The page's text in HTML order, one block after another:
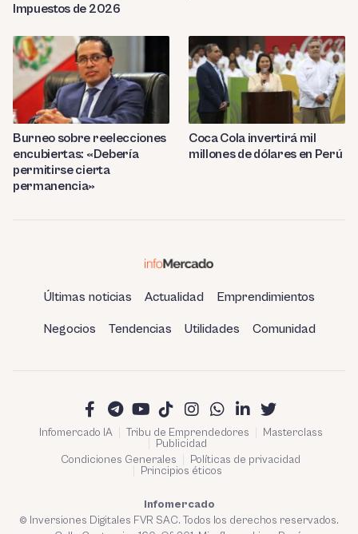
Impuestos de 2026
Burneo sobre reelecciones
encubiertas: «Debería
permitirse cierta
permanencia»
Coca Cola invertirá mil
millones de dólares en Perú
Últimas noticias Actualidad Emprendimientos
Negocios Tendencias Utilidades Comunidad
Infomercado IA Tribu de Emprendedores
Masterclass
Publicidad
Condiciones Generales
Políticas de privacidad
Principios éticos
Infomercado
© Inversiones Digitales FVR SAC. Todos los derechos reservados.